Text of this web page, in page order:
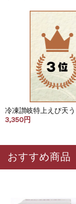
冷凍讃岐特上えび天
3,350円
おすすめ商品